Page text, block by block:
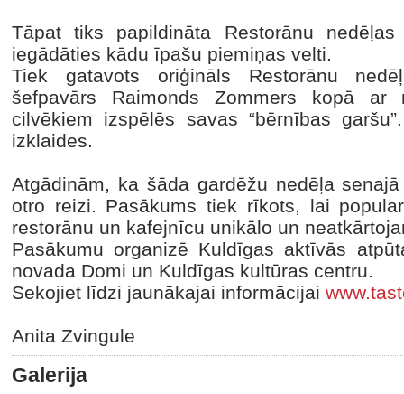
Tāpat tiks papildināta Restorānu
iegādāties kādu īpašu piemiņas velti.
Tiek gatavots oriģināls Restorānu
šefpavārs Raimonds Zommers kopā ar
cilvēkiem izspēlēs savas “bērnības
izklaides.
Atgādinām, ka šāda gardēžu nedēļa
otro reizi. Pasākums tiek rīkots, lai
restorānu un kafejnīcu unikālo un
Pasākumu organizē Kuldīgas aktīvās
novada Domi un Kuldīgas kultūras centru.
Sekojiet līdzi jaunākajai informācijai
Anita Zvingule
Galerija